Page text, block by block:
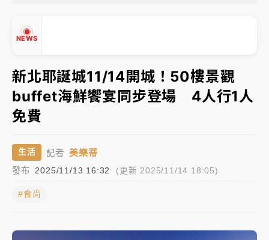
NEWS
中信慈善基金會想增加董事人數！辜仲諒向法院聲請遭
駁 理由曝光
故宮《龍藏經》特展第2檔！今線上預約開賣一度塞車
周六起展出延長至晚上7時
台東農業處長涉圖利渡假村！東檢抗告成功 今重開羈
押庭
父親節泡湯了！中颱白海豚雨彈轟3天 「紅到發紫」降
雨熱區曝
女律師陳昱瑄詐慈濟10億！黃金158kg遭查扣畫面曝光
旅局回應了
▼
新北耶誕城11/14開城！50樓景觀
buffet海鮮饗宴同步登場 4人行1人
免費
生活 記者 美樂蒂
發布 2025/11/13 16:32 (更新 2025/11/14 18:05)
#食尚